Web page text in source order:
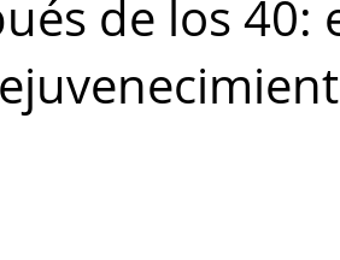
de los 40: